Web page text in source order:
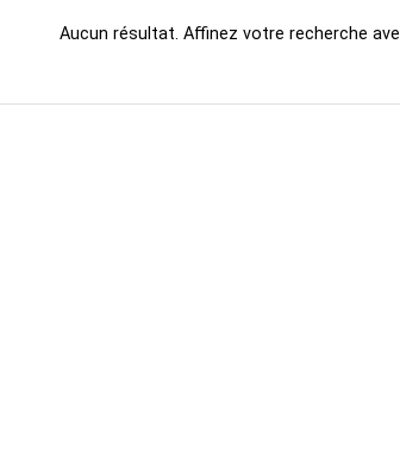
Aucun résultat. Affinez votre recherche